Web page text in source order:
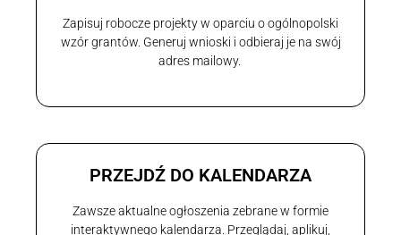
Zapisuj robocze projekty w oparciu o ogólnopolski
wzór grantów. Generuj wnioski i odbieraj je na swój
adres mailowy.
PRZEJDŹ DO KALENDARZA
Zawsze aktualne ogłoszenia zebrane w formie
interaktywnego kalendarza. Przeglądaj, aplikuj,